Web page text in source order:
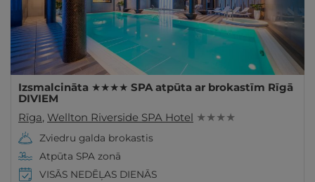
Izsmalcināta ★★★★ SPA atpūta ar brokastīm Rīgā
DIVIEM
Rīga, Wellton Riverside SPA Hotel ★ ★ ★ ★
Zviedru galda brokastis
Atpūta SPA zonā
VISĀS NEDĒĻAS DIENĀS